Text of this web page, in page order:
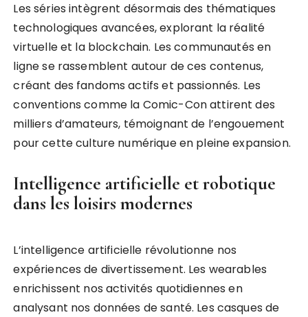
Les séries intègrent désormais des thématiques
technologiques avancées, explorant la réalité
virtuelle et la blockchain. Les communautés en
ligne se rassemblent autour de ces contenus,
créant des fandoms actifs et passionnés. Les
conventions comme la Comic-Con attirent des
milliers d’amateurs, témoignant de l’engouement
pour cette culture numérique en pleine expansion.
Intelligence artificielle et robotique
dans les loisirs modernes
L’intelligence artificielle révolutionne nos
expériences de divertissement. Les wearables
enrichissent nos activités quotidiennes en
analysant nos données de santé. Les casques de